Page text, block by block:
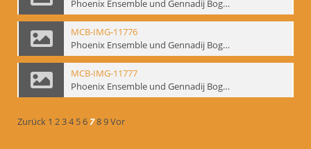
Phoenix Ensemble und Gennadij Bogdanow; BM-img-105-1
MCB-IMG-11776
Phoenix Ensemble und Gennadij Bogdanow; BM-img-105-2
MCB-IMG-11777
Phoenix Ensemble und Gennadij Bogdanow; BM-img-105-3
Zurück 1 234 56789Vor